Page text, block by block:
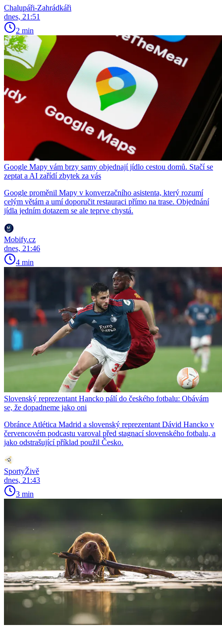
Chalupáři-Zahrádkáři
dnes, 21:51
2 min
Google Mapy vám brzy samy objednají jídlo cestou domů. Stačí se
zeptat a AI zařídí zbytek za vás
Google proměnil Mapy v konverzačního asistenta, který rozumí
celým větám a umí doporučit restauraci přímo na trase. Objednání
jídla jedním dotazem se ale teprve chystá.
Mobify.cz
dnes, 21:46
4 min
Slovenský reprezentant Hancko pálí do českého fotbalu: Obávám
se, že dopadneme jako oni
Obránce Atlética Madrid a slovenský reprezentant Dávid Hancko v
červencovém podcastu varoval před stagnací slovenského fotbalu, a
jako odstrašující příklad použil Česko.
SportyŽivě
dnes, 21:43
3 min